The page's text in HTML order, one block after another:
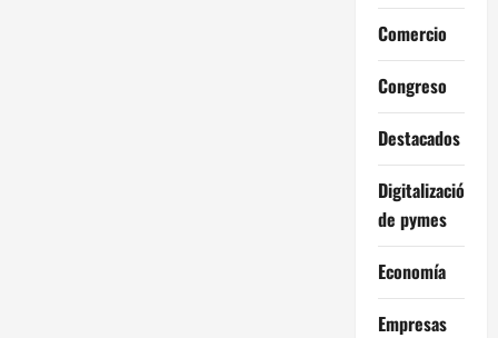
Comercio
Congreso
Destacados
Digitalización
de pymes
Economía
Empresas